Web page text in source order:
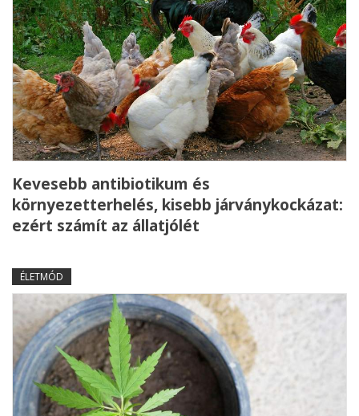
Kevesebb antibiotikum és
környezetterhelés, kisebb járványkockázat:
ezért számít az állatjólét
ÉLETMÓD